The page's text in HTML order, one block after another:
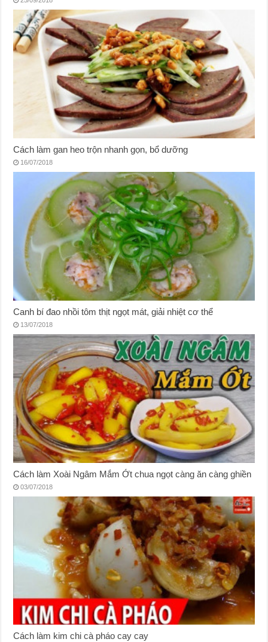
Cách làm gan heo trộn nhanh gọn, bổ dưỡng
16/07/2018
Canh bí đao nhồi tôm thịt ngọt mát, giải nhiệt cơ thể
13/07/2018
Cách làm Xoài Ngâm Mắm Ớt chua ngọt càng ăn càng ghiền
03/07/2018
Cách làm kim chi cà pháo cay cay